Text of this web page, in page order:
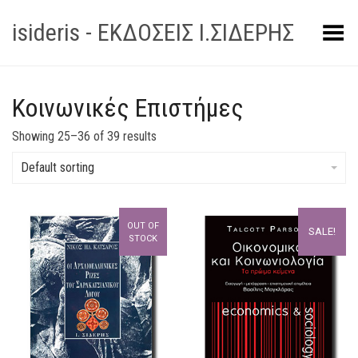
isideris - ΕΚΔΟΣΕΙΣ Ι.ΣΙΔΕΡΗΣToggle Menu
Κοινωνικές Επιστήμες
Showing 25–36 of 39 results
Default sorting
OUT OF
STOCK
SALE!